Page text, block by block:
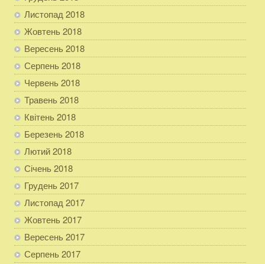
Листопад 2018
Жовтень 2018
Вересень 2018
Серпень 2018
Червень 2018
Травень 2018
Квітень 2018
Березень 2018
Лютий 2018
Січень 2018
Грудень 2017
Листопад 2017
Жовтень 2017
Вересень 2017
Серпень 2017